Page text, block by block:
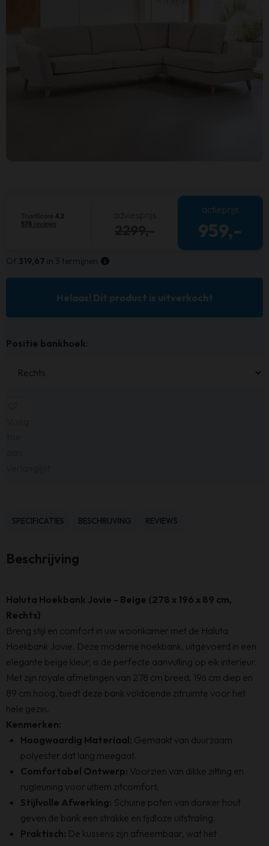
actieprijs
959,-
Of 319,67 in 3 termijnen
Helaas! Dit product is uitverkocht
Positie bankhoek
SPECIFICATIES BESCHRIJVING REVIEWS
Beschrijving
Haluta Hoekbank Jovie - Beige (278 x 196 x 89 cm,
Rechts)
Breng stijl en comfort in uw woonkamer met de Haluta
Hoekbank Jovie. Deze moderne hoekbank, uitgevoerd in een
elegante beige kleur, is de perfecte aanvulling op elk interieur.
Met zijn royale afmetingen van 278 cm breed, 196 cm diep en
89 cm hoog, biedt deze bank voldoende zitruimte voor het
hele gezin.
Kenmerken:
Hoogwaardig Materiaal: Gemaakt van duurzaam
polyester dat lang meegaat.
Comfortabel Ontwerp: Voorzien van dikke zitting en
rugleuning voor ultiem zitcomfort.
Stijlvolle Afwerking: Schuine poten van donker hout
geven de bank een strakke en tijdloze uitstraling.
Praktisch: De kussens zijn afneembaar, wat het